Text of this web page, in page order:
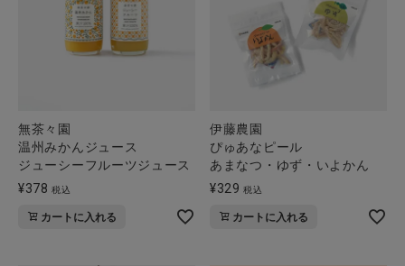
無茶々園
温州みかんジュース
ジューシーフルーツジュース
¥378 税込
カートに入れる
伊藤農園
ぴゅあなピール
あまなつ・ゆず・いよかん
¥329 税込
カートに入れる